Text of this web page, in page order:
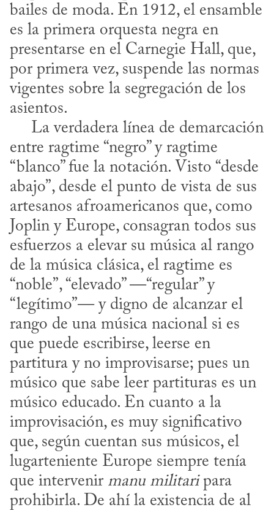
bailes de moda. En 1912, el ensamble
es la primera orquesta negra en
presentarse en el Carnegie Hall, que,
por primera vez, suspende las normas
vigentes sobre la segregación de los
asientos.
entre ragtime “negro” y ragtime
“blanco” fue la notación. Visto “desde
abajo”, desde el punto de vista de sus
artesanos afroamericanos que, como
Joplin y Europe, consagran todos sus
esfuerzos a elevar su música al rango
de la música clásica, el ragtime es
“noble”, “elevado” —“regular” y
“legítimo”— y digno de alcanzar el
rango de una música nacional si es
que puede escribirse, leerse en
partitura y no improvisarse; pues un
músico que sabe leer partituras es un
músico educado. En cuanto a la
improvisación, es muy significativo
que, según cuentan sus músicos, el
lugarteniente Europe siempre tenía
que intervenir manu militari para
prohibirla. De ahí la existencia de al